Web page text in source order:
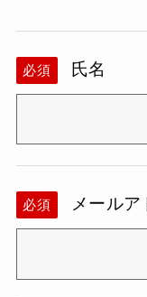
必須 氏名
必須 メールア